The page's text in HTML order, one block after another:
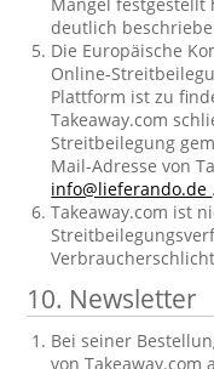
deutlich
Die Europäische
Online-
Plattform ist zu
Takeaway.com
Streitbeilegung
Mail-Adresse von
info@lieferando.de .
Takeaway.com ist
10. Newsletter
Bei seiner
von Takeaway.com